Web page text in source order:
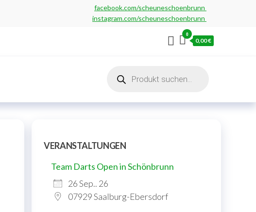
facebook.com/scheuneschoenbrunn
instagram.com/scheuneschoenbrunn
0
0,00 €
search
VERANSTALTUNGEN
Team Darts Open in Schönbrunn
26 Sep.. 26
07929 Saalburg-Ebersdorf